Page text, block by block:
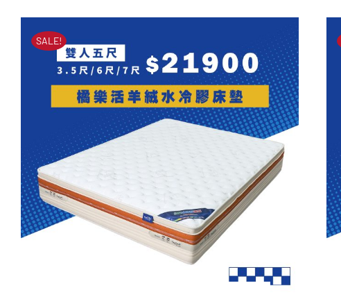
NT$14,900 原
始
價
格：
NT$14,900。
NT$ 8,888 目
前
價
格：
NT$8,888。
始
格：
NT$14,900。
前
格：
NT$8,888。
SALE!